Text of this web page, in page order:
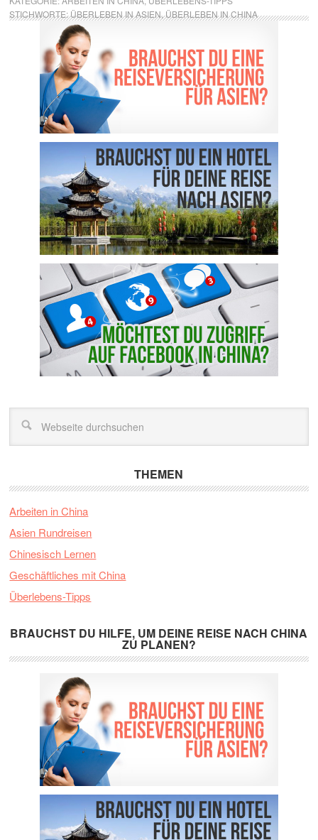
STICHWORTE:ÜBERLEBEN IN ASIEN,ÜBERLEBEN IN CHINA
THEMEN
Arbeiten in China
Asien Rundreisen
Chinesisch Lernen
Geschäftliches mit China
Überlebens-Tipps
BRAUCHST DU HILFE, UM DEINE REISE NACH CHINA
ZU PLANEN?